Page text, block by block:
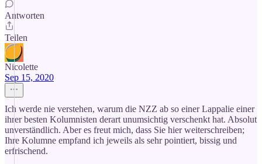
Antworten
Teilen
Nicolette
Sep 15, 2020
Ich werde nie verstehen, warum die NZZ ab so einer Lappalie einer
ihrer besten Kolumnisten derart unumsichtig verschenkt hat. Absolut
unverständlich. Aber es freut mich, dass Sie hier weiterschreiben;
Ihre Kolumne empfand ich jeweils als sehr pointiert, bissig und
erfrischend.